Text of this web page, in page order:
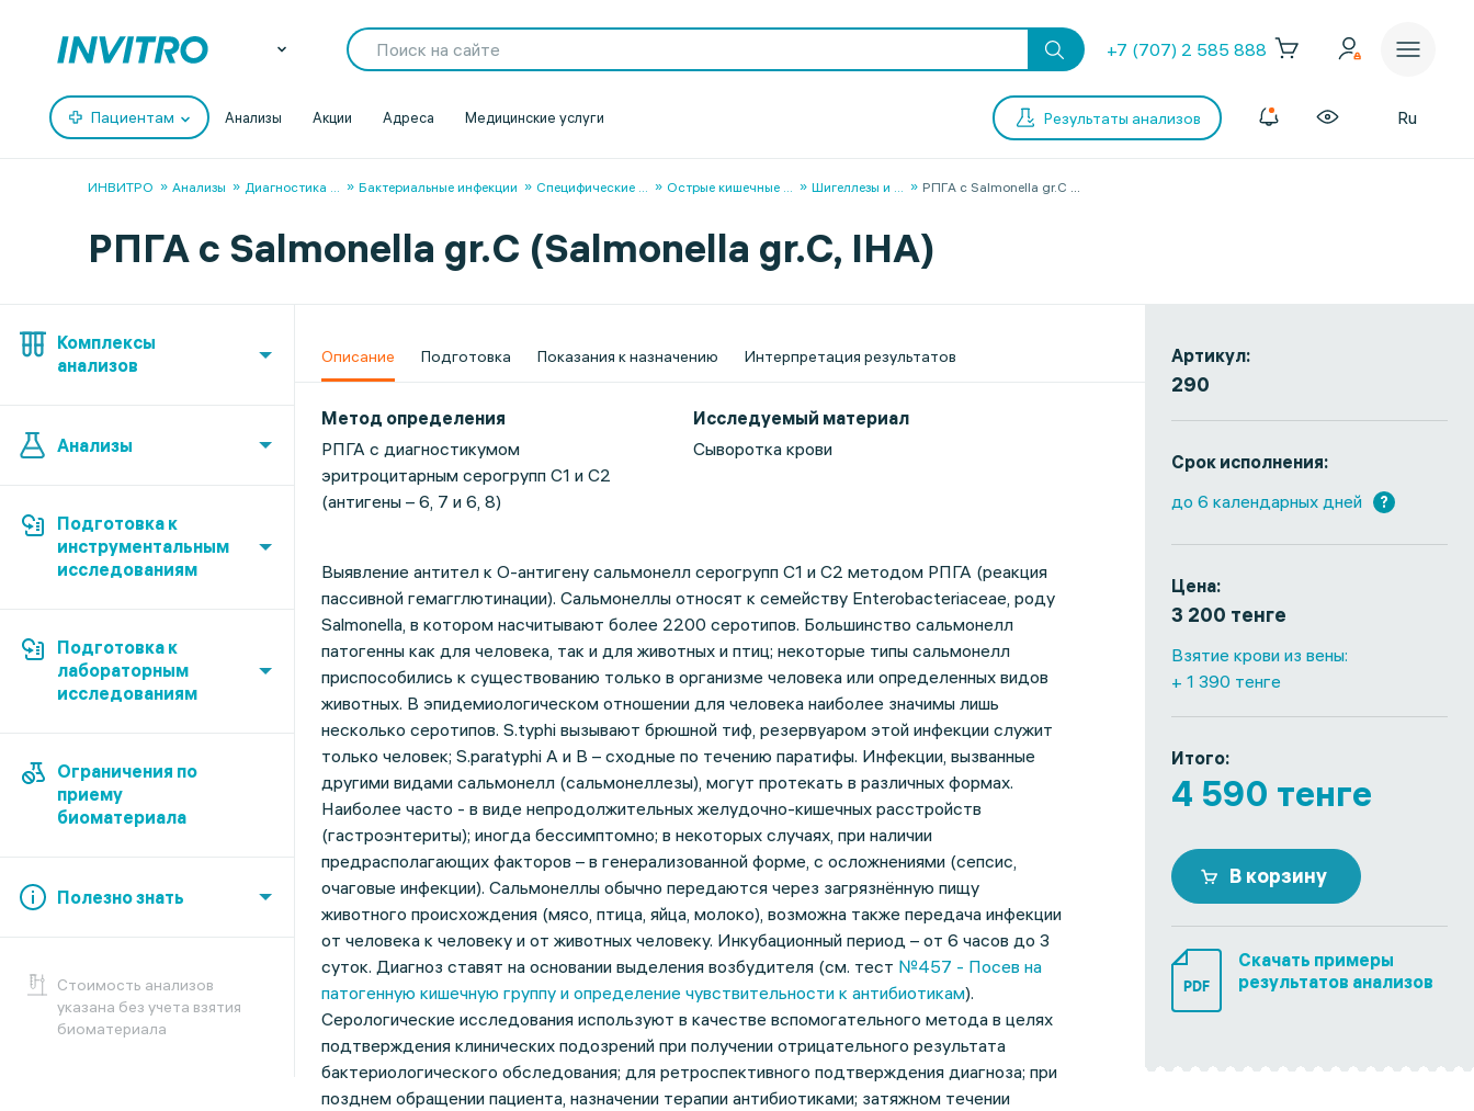
+7 (707) 2 585 888
Пациентам Анализы Акции Адреса Медицинские услуги Результаты анализов Ru
ИНВИТРО Анализы Диагностика ... Бактериальные инфекции Специфические ... Острые кишечные ... Шигеллезы и ... РПГА с Salmonella gr.С ...
РПГА с Salmonella gr.С (Salmonella gr.C, IHA)
Комплексы
анализов
Анализы
Подготовка к
инструментальным
исследованиям
Подготовка к
лабораторным
исследованиям
Ограничения по
приему
биоматериала
Полезно знать
Cтоимость анализов
указана без учета взятия
биоматериала
Артикул:
290
Срок исполнения:
до 6 календарных дней
?
Цена:
3 200 тенге
Взятие крови из вены:
+ 1 390 тенге
Итого:
4 590 тенге
В корзину
PDF
Скачать примеры
результатов анализов
Описание Подготовка Показания к назначению Интерпретация результатов
Метод определения
РПГА с диагностикумом
эритроцитарным серогрупп C1 и С2
(антигены – 6, 7 и 6, 8)
Исследуемый материал
Сыворотка крови
Выявление антител к O-антигену сальмонелл серогрупп C1 и С2 методом РПГА (реакция
пассивной гемагглютинации). Сальмонеллы относят к семейству Enterobacteriaceae, роду
Salmonella, в котором насчитывают более 2200 серотипов. Большинство сальмонелл
патогенны как для человека, так и для животных и птиц; некоторые типы сальмонелл
приспособились к существованию только в организме человека или определенных видов
животных. В эпидемиологическом отношении для человека наиболее значимы лишь
несколько серотипов. S.typhi вызывают брюшной тиф, резервуаром этой инфекции служит
только человек; S.paratyphi A и B – сходные по течению паратифы. Инфекции, вызванные
другими видами сальмонелл (сальмонеллезы), могут протекать в различных формах.
Наиболее часто - в виде непродолжительных желудочно-кишечных расстройств
(гастроэнтериты); иногда бессимптомно; в некоторых случаях, при наличии
предрасполагающих факторов – в генерализованной форме, с осложнениями (сепсис,
очаговые инфекции). Сальмонеллы обычно передаются через загрязнённую пищу
животного происхождения (мясо, птица, яйца, молоко), возможна также передача инфекции
от человека к человеку и от животных человеку. Инкубационный период – от 6 часов до 3
суток. Диагноз ставят на основании выделения возбудителя (см. тест №457 - Посев на
патогенную кишечную группу и определение чувствительности к антибиотикам).
Серологические исследования используют в качестве вспомогательного метода в целях
подтверждения клинических подозрений при получении отрицательного результата
бактериологического обследования; для ретроспективного подтверждения диагноза; при
позднем обращении пациента, назначении терапии антибиотиками; затяжном течении